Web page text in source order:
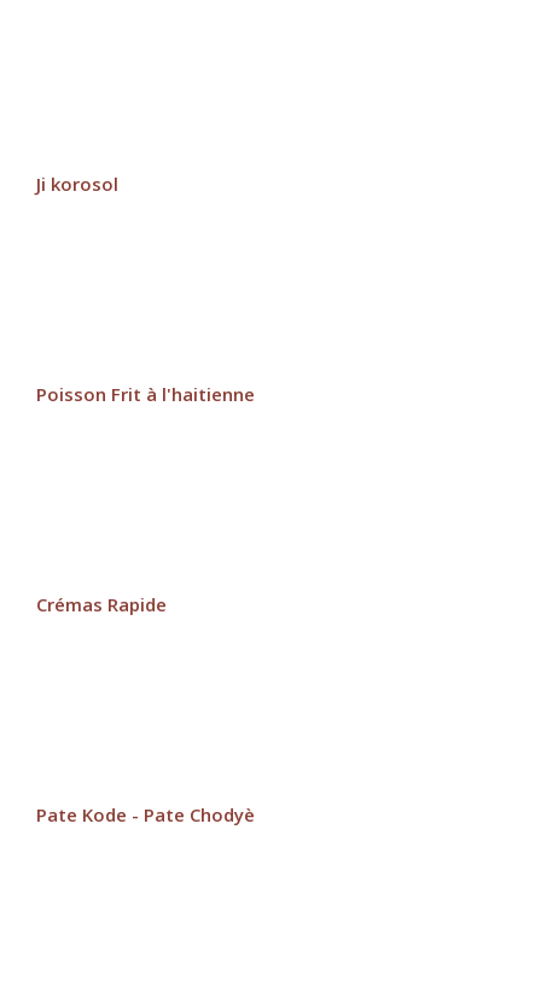
Ji korosol
Poisson Frit à l'haitienne
Crémas Rapide
Pate Kode - Pate Chodyè